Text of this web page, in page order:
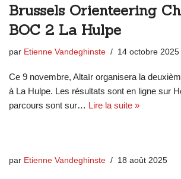
Brussels Orienteering
BOC 2 La Hulpe
par Etienne Vandeghinste 14 octobre 2025
Ce 9 novembre, Altaïr organisera la
à La Hulpe. Les résultats sont en ligne sur
parcours sont sur… Lire la suite »
par Etienne Vandeghinste 18 août 2025